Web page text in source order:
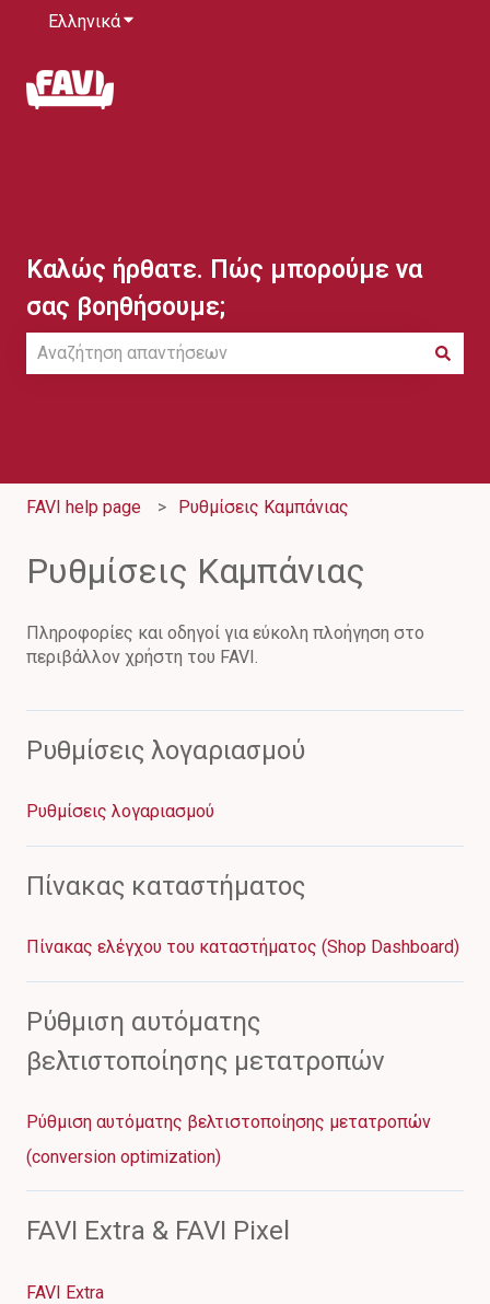
ΕλληνικάΕμφάνιση υπομενού για μεταφράσεις
Καλώς ήρθατε. Πώς μπορούμε να
σας βοηθήσουμε;
FAVI help page Ρυθμίσεις Καμπάνιας
Ρυθμίσεις Καμπάνιας
Πληροφορίες και οδηγοί για εύκολη πλοήγηση στο
περιβάλλον χρήστη του FAVI.
Ρυθμίσεις λογαριασμού
Ρυθμίσεις λογαριασμού
Πίνακας καταστήματος
Πίνακας ελέγχου του καταστήματος (Shop Dashboard)
Ρύθμιση αυτόματης
βελτιστοποίησης μετατροπών
Ρύθμιση αυτόματης βελτιστοποίησης μετατροπών
(conversion optimization)
FAVI Extra & FAVI Pixel
FAVI Extra